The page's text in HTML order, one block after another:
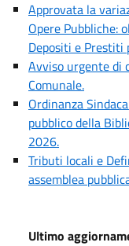
Approvata la
Opere Pubbliche:
Depositi e
Avviso urgente di
Comunale.
Ordinanza
pubblico della
2026.
Tributi locali e
assemblea
Ultimo